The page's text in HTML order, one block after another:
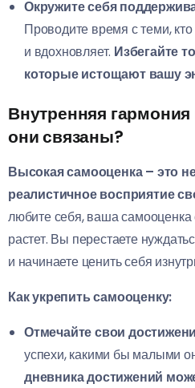
Окружите себя
Проводите время с теми,
и вдохновляет. Избегайте
которые истощают вашу
Внутренняя
они связаны?
Высокая самооценка – это
реалистичное восприятие
любите себя, ваша
растет. Вы перестаете
и начинаете ценить себя
Как укрепить самооценку:
Отмечайте свои
успехи, какими бы малыми
дневника достижений